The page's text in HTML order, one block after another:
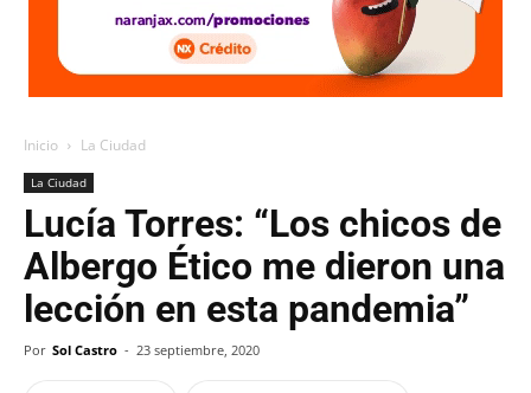
Inicio La Ciudad
La Ciudad
Lucía Torres: “Los chicos de
Albergo Ético me dieron una
lección en esta pandemia”
Por Sol Castro - 23 septiembre, 2020